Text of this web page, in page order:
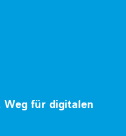
Weg für digitalen